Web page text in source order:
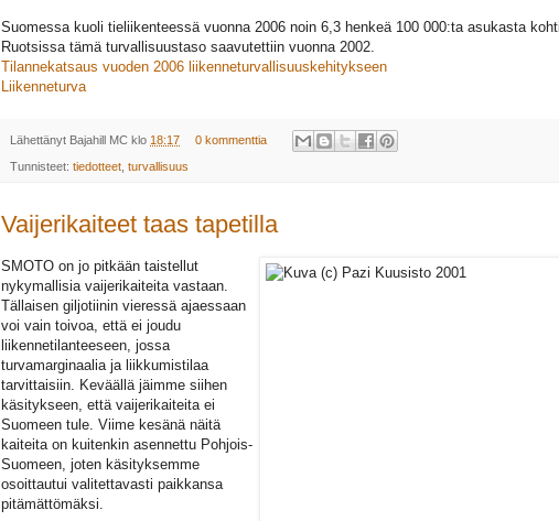
Suomessa kuoli tieliikenteessä vuonna 2006 noin 6,3 henkeä 100 000:ta asukasta
Ruotsissa tämä turvallisuustaso saavutettiin vuonna 2002.
Tilannekatsaus vuoden 2006 liikenneturvallisuuskehitykseen
Liikenneturva
Lähettänyt Bajahill MC klo 18:17 0 kommenttia
Tunnisteet: tiedotteet turvallisuus
Vaijerikaiteet taas tapetilla
SMOTO on jo pitkään taistellut
nykymallisia vaijerikaiteita vastaan.
Tällaisen giljotiinin vieressä ajaessaan
voi vain toivoa, että ei joudu
liikennetilanteeseen, jossa
turvamarginaalia ja liikkumistilaa
tarvittaisiin. Keväällä jäimme siihen
käsitykseen, että vaijerikaiteita ei
Suomeen tule. Viime kesänä näitä
kaiteita on kuitenkin asennettu Pohjois-
Suomeen, joten käsityksemme
osoittautui valitettavasti paikkansa
pitämättömäksi.